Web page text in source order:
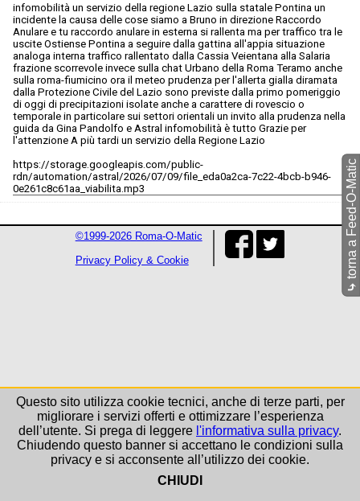
infomobilità un servizio della regione Lazio sulla statale Pontina un
incidente la causa delle cose siamo a Bruno in direzione Raccordo
Anulare e tu raccordo anulare in esterna si rallenta ma per traffico tra le
uscite Ostiense Pontina a seguire dalla gattina all'appia situazione
analoga interna traffico rallentato dalla Cassia Veientana alla Salaria
frazione scorrevole invece sulla chat Urbano della Roma Teramo anche
sulla roma-fiumicino ora il meteo prudenza per l'allerta gialla diramata
dalla Protezione Civile del Lazio sono previste dalla primo pomeriggio
di oggi di precipitazioni isolate anche a carattere di rovescio o
temporale in particolare sui settori orientali un invito alla prudenza nella
guida da Gina Pandolfo e Astral infomobilità è tutto Grazie per
l'attenzione A più tardi un servizio della Regione Lazio
https://storage.googleapis.com/public-
rdn/automation/astral/2026/07/09/file_eda0a2ca-7c22-4bcb-b946-
0e261c8c61aa_viabilita.mp3
⤷
torna a Feed-O-Matic
©1999-2026 Roma-O-Matic
Privacy Policy & Cookie
Questo sito utilizza cookie tecnici, anche di terze parti, per
migliorare i servizi offerti e ottimizzare l’esperienza
dell’utente. Si prega di leggere l'informativa sulla privacy.
Chiudendo questo banner si accettano le condizioni sulla
privacy e si acconsente all’utilizzo dei cookie.
CHIUDI